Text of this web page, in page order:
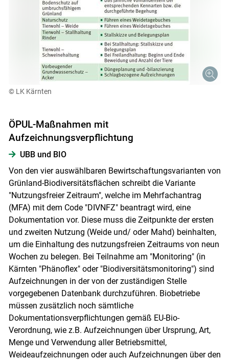
© LK Kärnten
ÖPUL-Maßnahmen mit
Aufzeichnungsverpflichtung
UBB und BIO
Von den vier auswählbaren Bewirtschaftungsvarianten von
Grünland-Biodiversitätsflächen schreibt die Variante
"Nutzungsfreier Zeitraum", welche im Mehrfachantrag
(MFA) mit dem Code "DIVNFZ" beantragt wird, eine
Dokumentation vor. Diese muss die Zeitpunkte der ersten
und zweiten Nutzung (Weide und/ oder Mahd) beinhalten,
um die Einhaltung des nutzungsfreien Zeitraums von neun
Wochen zu belegen. Bei Teilnahme am "Monitoring" (in
Kärnten "Phänoflex" oder "Biodiversitätsmonitoring") sind
Aufzeichnungen in der von der zuständigen Stelle
vorgegebenen Datenbank durchzuführen. Biobetriebe
müssen zusätzlich noch sämtliche
Dokumentationsverpflichtungen gemäß EU-Bio-
Verordnung, wie z.B. Aufzeichnungen über Ursprung, Art,
Menge und Verwendung aller Betriebsmittel,
Weideaufzeichnungen oder auch Aufzeichnungen über den